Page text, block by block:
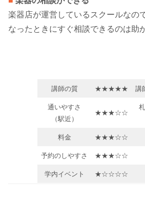
楽器店が運営しているスクールなの
なったときにすぐ相談できるのは助
講師の質 ★★★★★ 講
通いやすさ
（駅近）
★★★☆☆
料金 ★★★☆☆
予約のしやすさ ★★★☆☆
学内イベント ★☆☆☆☆